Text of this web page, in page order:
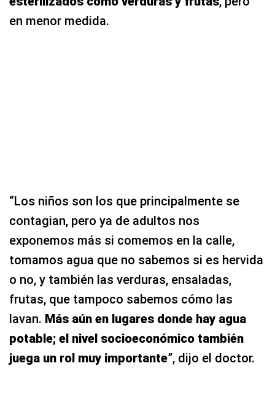
en menor medida.
“Los niños son los que principalmente se
contagian, pero ya de adultos nos
exponemos más si comemos en la calle,
tomamos agua que no sabemos si es hervida
o no, y también las verduras, ensaladas,
frutas, que tampoco sabemos cómo las
lavan. Más aún en lugares donde hay agua
potable; el nivel socioeconómico también
juega un rol muy importante”, dijo el doctor.